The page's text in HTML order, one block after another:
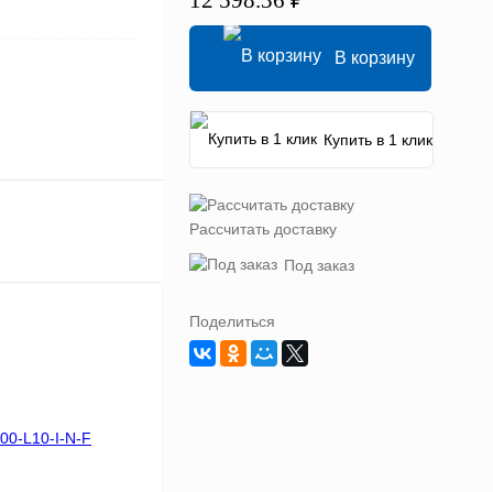
В корзину
Купить в 1 клик
Рассчитать доставку
Под заказ
Поделиться